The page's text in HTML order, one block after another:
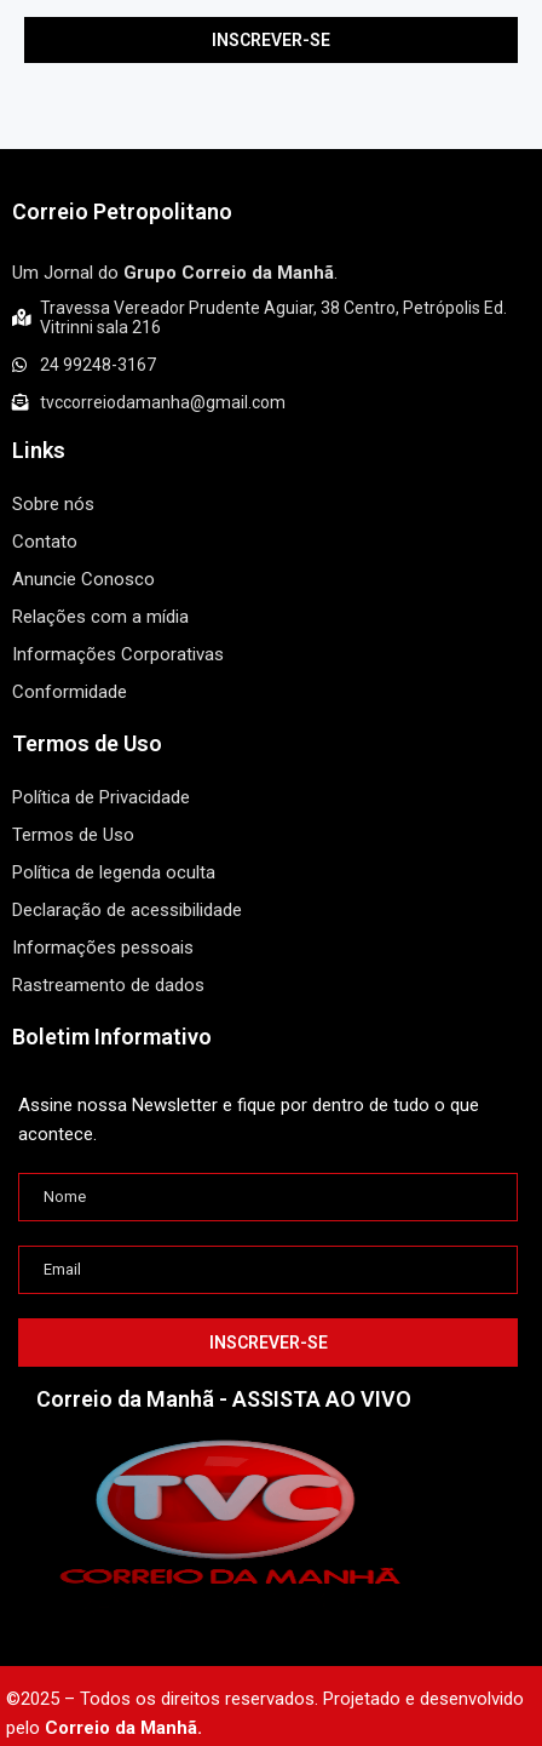
Correio Petropolitano
Um Jornal do Grupo Correio da Manhã.
Travessa Vereador Prudente Aguiar, 38 Centro, Petrópolis Ed.
Vitrinni sala 216
24 99248-3167
tvccorreiodamanha@gmail.com
Links
Sobre nós
Contato
Anuncie Conosco
Relações com a mídia
Informações Corporativas
Conformidade
Termos de Uso
Política de Privacidade
Termos de Uso
Política de legenda oculta
Declaração de acessibilidade
Informações pessoais
Rastreamento de dados
Boletim Informativo
Assine nossa Newsletter e fique por dentro de tudo o que
acontece.
Correio da Manhã - ASSISTA AO VIVO
©2025 – Todos os direitos reservados. Projetado e desenvolvido
pelo Correio da Manhã.